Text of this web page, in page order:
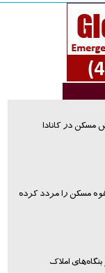
در کانادا
مسکن را مردد کرده
املاک